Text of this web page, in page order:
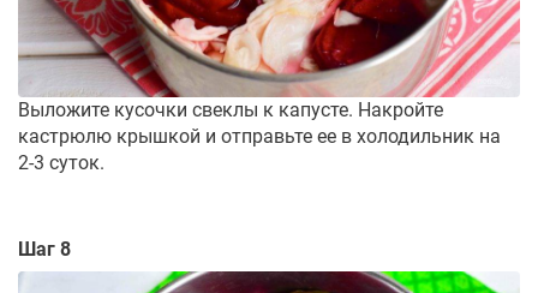
Выложите кусочки свеклы к капусте. Накройте
кастрюлю крышкой и отправьте ее в холодильник на
2-3 суток.
Шаг 8